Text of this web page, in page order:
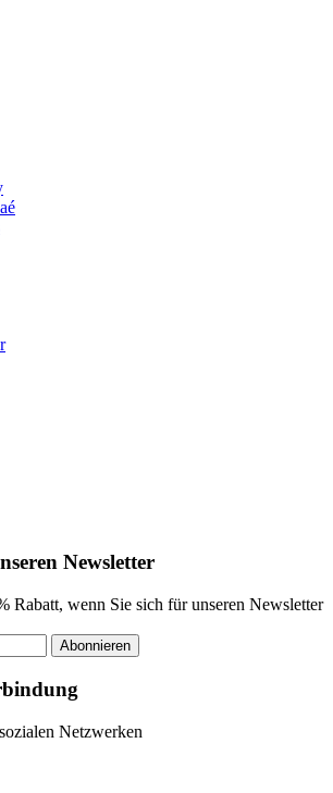
Newsletter
Rabatt, wenn Sie sich für unseren Newsletter
Abonnieren
Netzwerken